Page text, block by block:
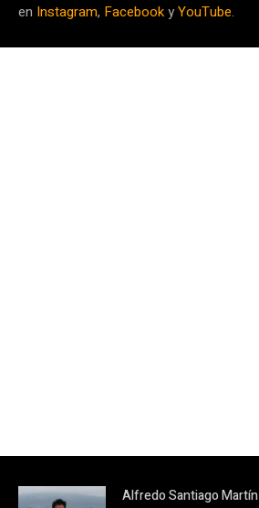
en Instagram, FacebookyYouTube.
Alfredo Santiago Martín